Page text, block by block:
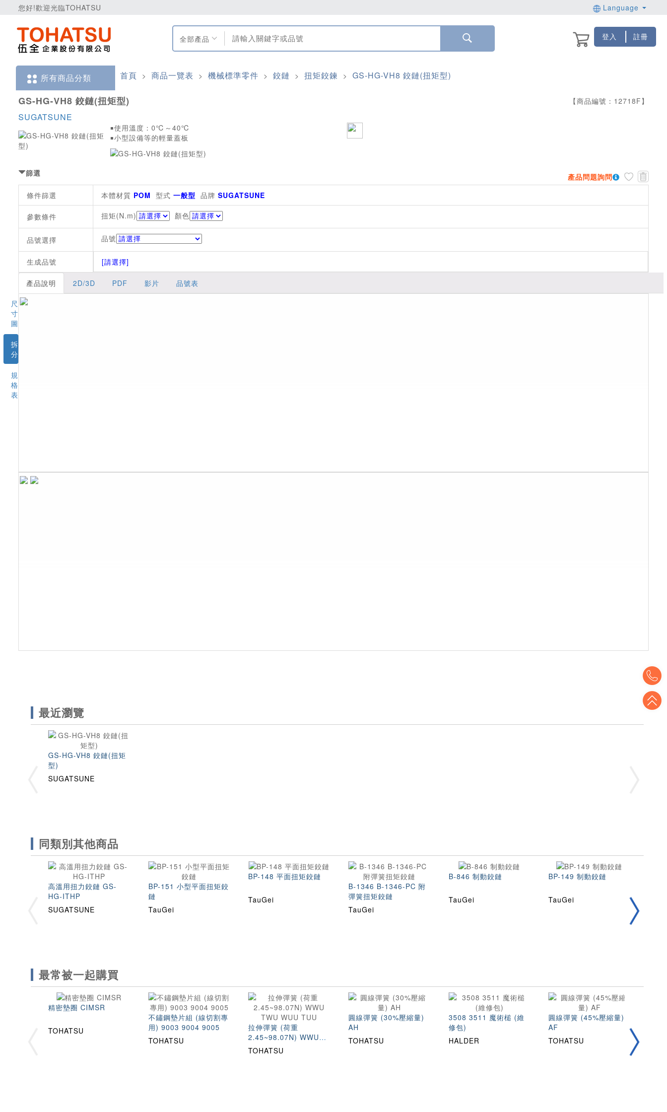
您好!歡迎光臨TOHATSU Language
全部產品 登入 註冊
所有商品分類 首頁 > 商品一覽表 > 機械標準零件 > 鉸鏈 > 扭矩鉸鍊 > GS-HG-VH8 鉸鏈(扭矩型)
GS-HG-VH8 鉸鏈(扭矩型) 【商品編號： 12718F 】
SUGATSUNE
￭使用溫度：0℃～40℃
￭小型設備等的輕量蓋板
篩選
產品問題詢問
條件篩選
本體材質 POM 型式 一般型 品牌 SUGATSUNE
參數條件 扭矩(N.m) 顏色
品號選擇 品號
生成品號 [請選擇]
產品說明 2D/3D PDF 影片 品號表
尺
寸
圖
拆
分
規
格
表
最近瀏覽
GS-HG-VH8 鉸鏈(扭矩
型)
SUGATSUNE
同類別其他商品
高溫用扭力鉸鏈 GS-
HG-ITHP
SUGATSUNE
BP-151 小型平面扭矩鉸
鏈
TauGei
BP-148 平面扭矩鉸鏈
TauGei
B-1346 B-1346-PC 附
彈簧扭矩鉸鏈
TauGei
B-846 制動鉸鏈
TauGei
BP-149 制動鉸鏈
TauGei
最常被一起購買
精密墊圈 CIMSR
TOHATSU
不鏽鋼墊片組 (線切割專
用) 9003 9004 9005
TOHATSU
拉伸彈簧 (荷重
2.45~98.07N) WWU
TWU WUU TUU
TOHATSU
圓線彈簧 (30%壓縮量)
AH
TOHATSU
3508 3511 魔術槌 (維
修包)
HALDER
圓線彈簧 (45%壓縮量)
AF
TOHATSU